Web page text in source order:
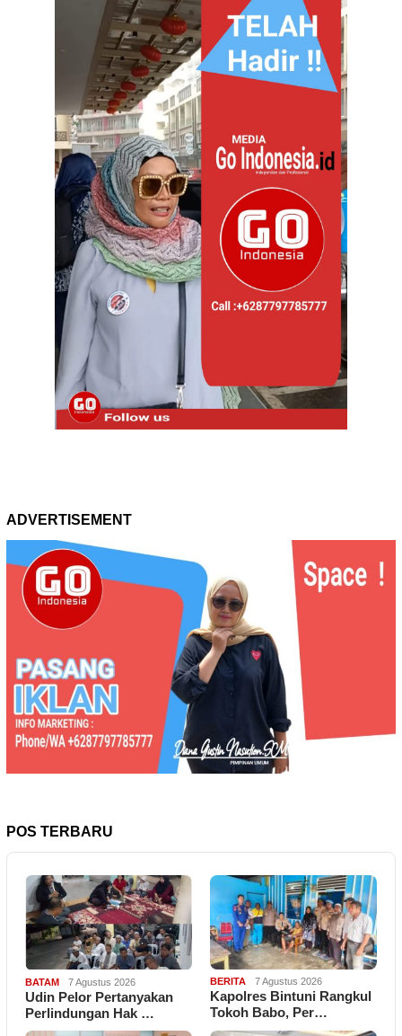
ADVERTISEMENT
POS TERBARU
BATAM 7 Agustus 2026
Udin Pelor Pertanyakan
Perlindungan Hak …
BERITA 7 Agustus 2026
Kapolres Bintuni Rangkul
Tokoh Babo, Per…